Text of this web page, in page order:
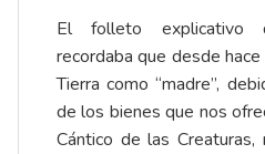
El folleto explicativo
recordaba que desde
Tierra como “madre”,
de los bienes que nos
Cántico de las Creaturas,